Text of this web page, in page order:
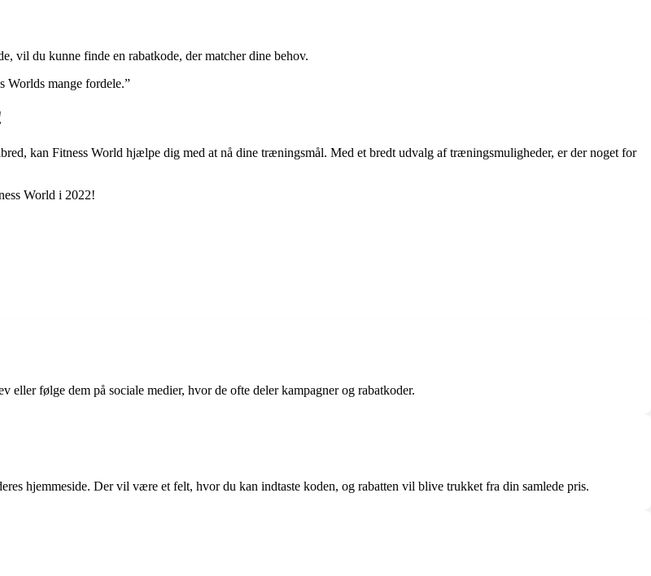
vil du kunne finde en rabatkode, der matcher dine behov.
Worlds mange fordele.”
kan Fitness World hjælpe dig med at nå dine træningsmål. Med et bredt udvalg af træningsmuligheder, er der noget for
World i 2022!
følge dem på sociale medier, hvor de ofte deler kampagner og rabatkoder.
hjemmeside. Der vil være et felt, hvor du kan indtaste koden, og rabatten vil blive trukket fra din samlede pris.